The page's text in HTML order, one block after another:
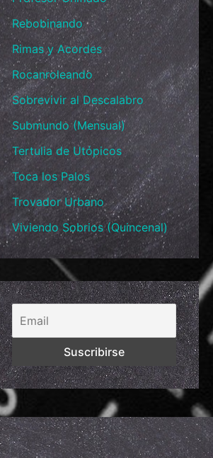
Rebobinando
Rimas y Acordes
Rocanroleando
Sobrevivir al Descalabro
Submundo (Mensual)
Tertulia de Utópicos
Toca los Palos
Trovador Urbano
Viviendo Sobrios (Quincenal)